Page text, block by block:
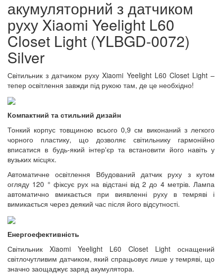
акумуляторний з датчиком
руху Xiaomi Yeelight L60
Closet Light (YLBGD-0072)
Silver
Світильник з датчиком руху Xiaomi Yeelight L60 Closet Light –
тепер освітлення завжди під рукою там, де це необхідно!
Компактний та стильний дизайн
Тонкий корпус товщиною всього 0,9 см виконаний з легкого
чорного пластику, що дозволяє світильнику гармонійно
вписатися в будь-який інтер'єр та встановити його навіть у
вузьких місцях.
Автоматичне освітлення Вбудований датчик руху з кутом
огляду 120 ° фіксує рух на відстані від 2 до 4 метрів. Лампа
автоматично вмикається при виявленні руху в темряві і
вимикається через деякий час після його відсутності.
Енергоефективність
Світильник Xiaomi Yeelight L60 Closet Light оснащений
світлочутливим датчиком, який спрацьовує лише у темряві, що
значно заощаджує заряд акумулятора.